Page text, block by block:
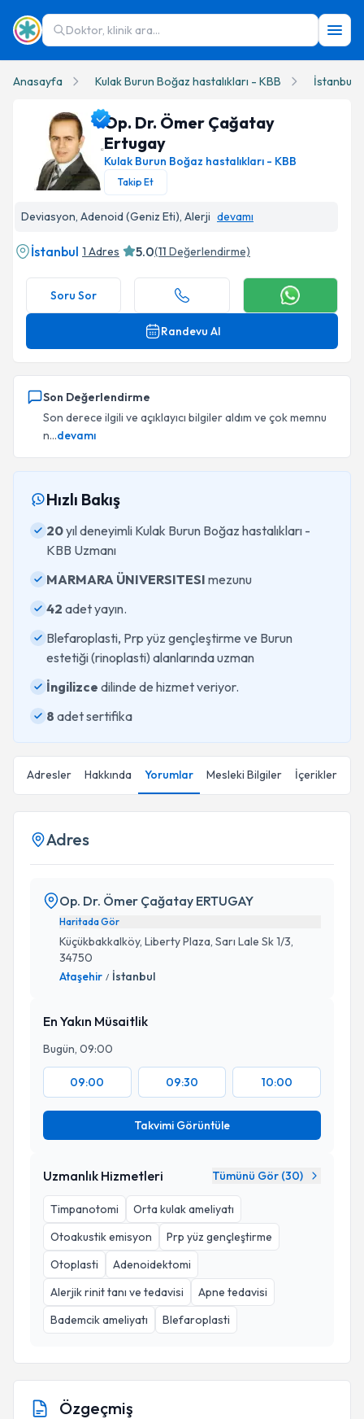
Doktor, klinik ara...
Anasayfa Kulak Burun Boğaz hastalıkları - KBB İstanbul
Op. Dr. Ömer Çağatay Ertugay Profil Fotoğrafı
Op. Dr. Ömer Çağatay
Ertugay
Kulak Burun Boğaz hastalıkları - KBB
Takip Et
Deviasyon, Adenoid (Geniz Eti), Alerji devamı
İstanbul 1 Adres 5.0(11 Değerlendirme)
Soru Sor
Randevu Al
Son Değerlendirme
Son derece ilgili ve açıklayıcı bilgiler aldım ve çok memnu
n...devamı
Hızlı Bakış
20yıl deneyimli Kulak Burun Boğaz hastalıkları -
KBB Uzmanı
MARMARA ÜNIVERSITESI mezunu
42 adet yayın.
Blefaroplasti, Prp yüz gençleştirme ve Burun
estetiği (rinoplasti) alanlarında uzman
İngilizce dilinde de hizmet veriyor.
8 adet sertifika
Adresler Hakkında Yorumlar Mesleki Bilgiler İçerikler
Adres
Op. Dr. Ömer Çağatay ERTUGAY
Haritada Gör
Küçükbakkalköy, Liberty Plaza, Sarı Lale Sk 1/3,
34750
Ataşehir / İstanbul
En Yakın Müsaitlik
Bugün, 09:00
09:00 09:30 10:00
Takvimi Görüntüle
Uzmanlık Hizmetleri Tümünü Gör (30)
Timpanotomi
Orta kulak ameliyatı
Otoakustik emisyon
Prp yüz gençleştirme
Otoplasti
Adenoidektomi
Alerjik rinit tanı ve tedavisi
Apne tedavisi
Bademcik ameliyatı
Blefaroplasti
Özgeçmiş